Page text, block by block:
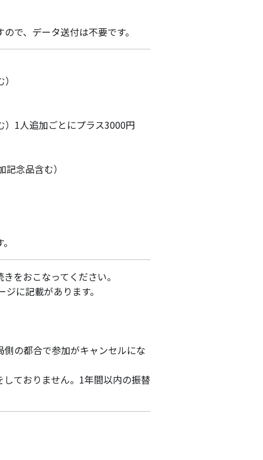
で、データ送付は不要です。
1人追加ごとにプラス3000円
念品含む）
をおこなってください。
に記載があります。
の都合で参加がキャンセルにな
ておりません。1年間以内の振替